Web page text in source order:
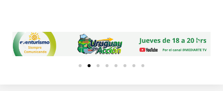
Previous
slide
Next
slide